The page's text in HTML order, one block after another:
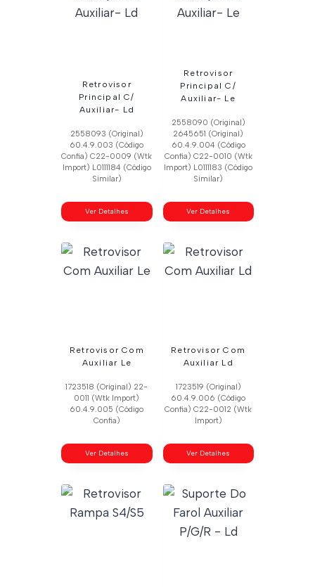
Retrovisor
Principal C/
Auxiliar- Ld
2558093 (Original)
60.4.9.003 (Código
Confia) C22-0009 (Wtk
Import) L0111184 (Código
Similar)
Ver Detalhes
Retrovisor
Principal C/
Auxiliar- Le
2558090 (Original)
2645651 (Original)
60.4.9.004 (Código
Confia) C22-0010 (Wtk
Import) L0111183 (Código
Similar)
Ver Detalhes
Retrovisor Com
Auxiliar Le
1723518 (Original) 22-
0011 (Wtk Import)
60.4.9.005 (Código
Confia)
Ver Detalhes
Retrovisor Com
Auxiliar Ld
1723519 (Original)
60.4.9.006 (Código
Confia) C22-0012 (Wtk
Import)
Ver Detalhes